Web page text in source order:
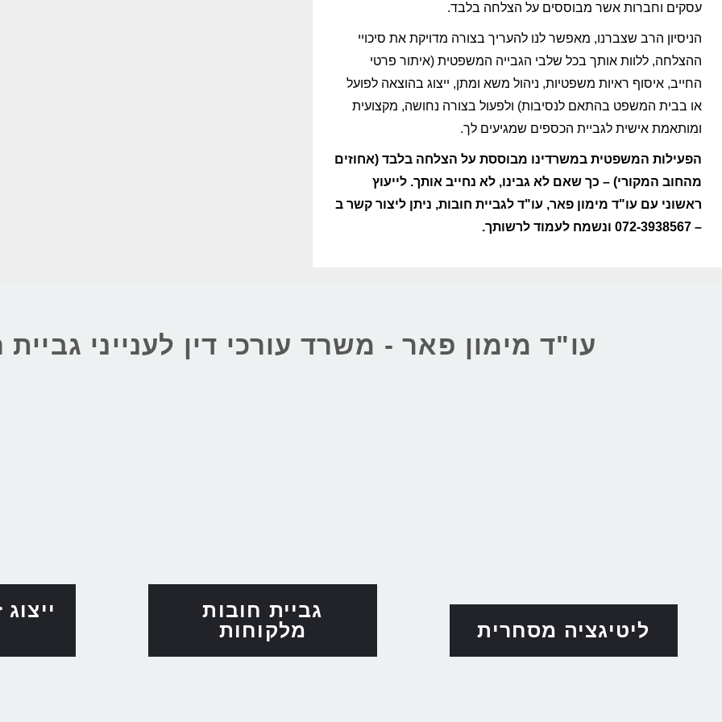
עסקים וחברות אשר מבוססים על הצלחה בלבד.
הניסיון הרב שצברנו, מאפשר לנו להעריך בצורה מדויקת את סיכויי
ההצלחה, ללוות אותך בכל שלבי הגבייה המשפטית (איתור פרטי
החייב, איסוף ראיות משפטיות, ניהול משא ומתן, ייצוג בהוצאה לפועל
או בבית המשפט בהתאם לנסיבות) ולפעול בצורה נחושה, מקצועית
ומותאמת אישית לגביית הכספים שמגיעים לך.
הפעילות המשפטית במשרדינו מבוססת על הצלחה בלבד (אחוזים
מהחוב המקורי) – כך שאם לא גבינו, לא נחייב אותך. לייעוץ
ראשוני עם עו"ד מימון פאר, עו"ד לגביית חובות, ניתן ליצור קשר ב
– 072-3938567 ונשמח לעמוד לרשותך.
עו"ד מימון פאר - משרד עורכי דין לענייני גביית
ליטיגציה מסחרית
גביית חובות
מלקוחות